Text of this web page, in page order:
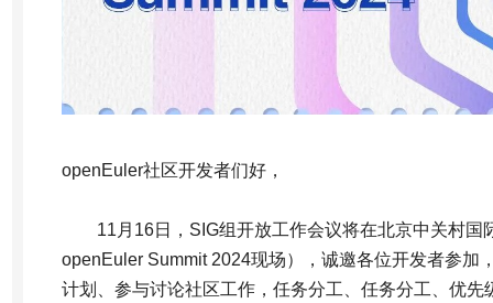
openEuler社区开发者们好，
11月16日，SIG组开放工作会议将在北京中关村国
openEuler Summit 2024现场），诚邀各位开发者参加
计划、参与讨论社区工作，任务分工、任务分工、优先